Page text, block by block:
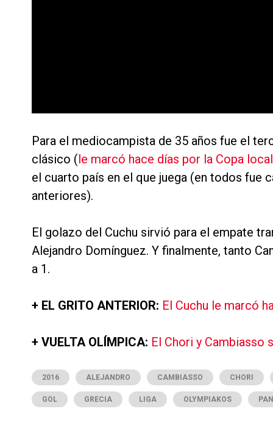
Para el mediocampista de 35 años fue el
clásico (le marcó hace días por la Copa local
el cuarto país en el que juega (en todos fue
anteriores).
El golazo del Cuchu sirvió para el empate
Alejandro Domínguez. Y finalmente, tanto
a 1.
+ EL GRITO ANTERIOR: El Cuchu le marcó
+ VUELTA OLÍMPICA: El Chori y Cambiasso
2016 ALEJANDRO CAMBIASSO CHORI
GOL GRECIA LIGA OLYMPIAKOS